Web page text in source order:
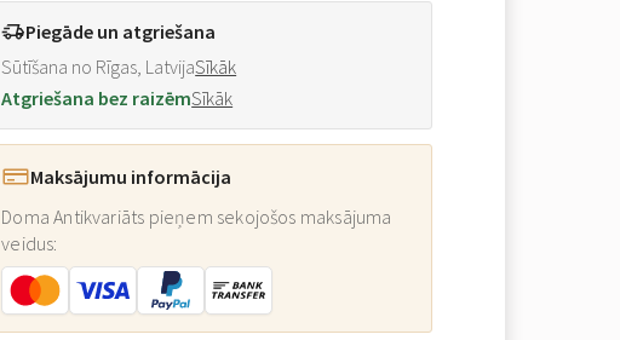
Piegāde un atgriešana
Sūtīšana no Rīgas, LatvijaSīkāk
Atgriešana bez raizēmSīkāk
Maksājumu informācija
Doma Antikvariāts pieņem sekojošos maksājuma
veidus: